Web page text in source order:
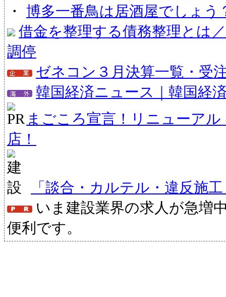
・ 博多一番鳥は居酒屋でしょう
借金を整理する債務整理とは
調停
ゼネコン３月決算一覧・受
韓国経済ニュース｜韓国経
まごころ宣言！リニューア
店！
「談合・カルテル・違反施
いま建設業界の求人が急増
便利です。